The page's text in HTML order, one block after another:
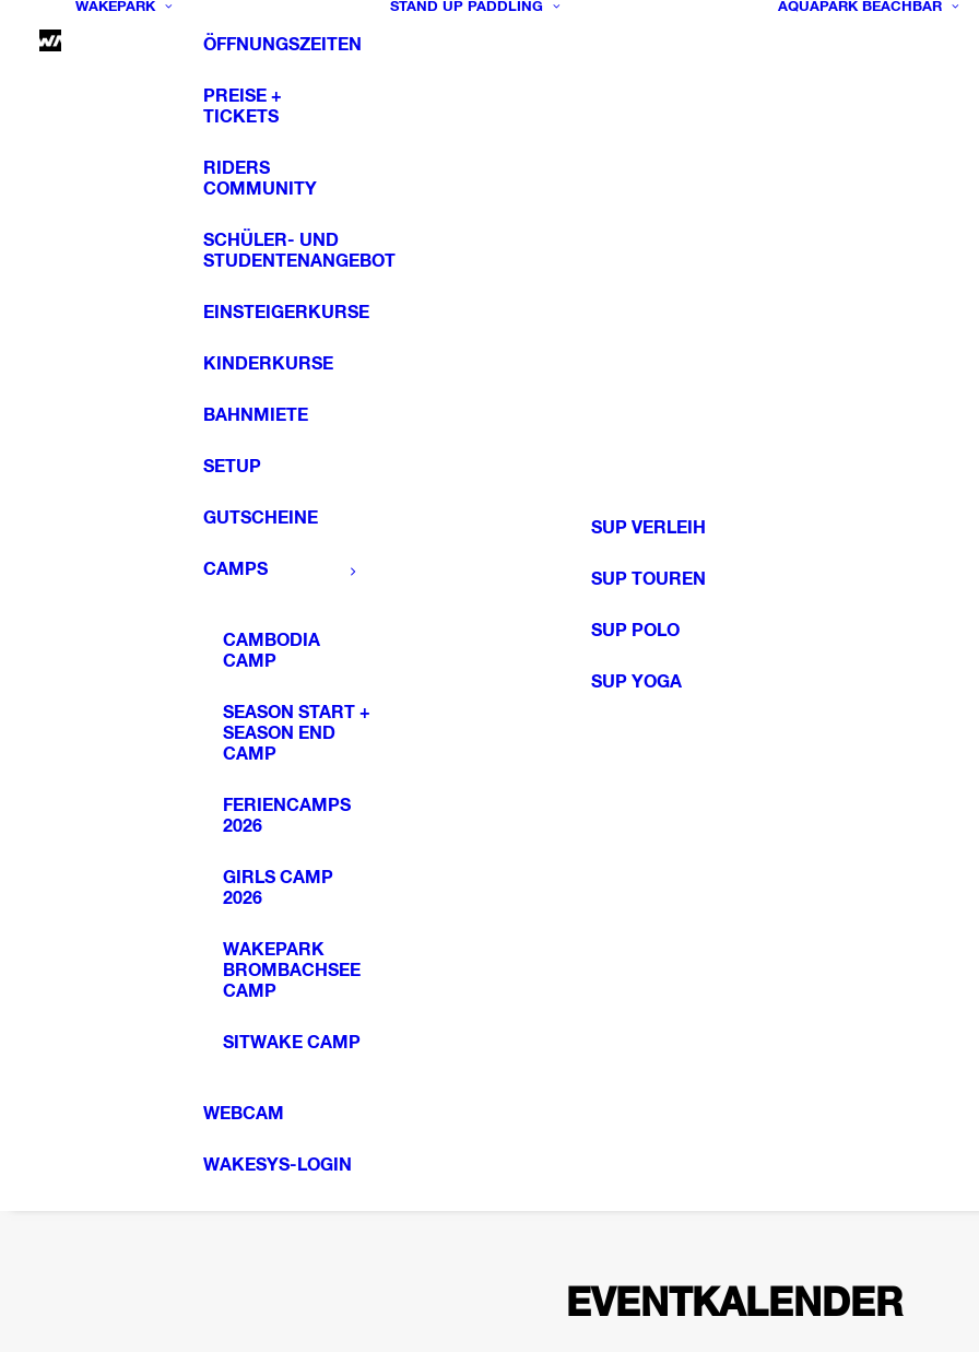
WAKEPARK
ÖFFNUNGSZEITEN
PREISE +
TICKETS
RIDERS
COMMUNITY
SCHÜLER- UND
STUDENTENANGEBOT
EINSTEIGERKURSE
KINDERKURSE
BAHNMIETE
SETUP
GUTSCHEINE
CAMPS
CAMBODIA
CAMP
SEASON START +
SEASON END
CAMP
FERIENCAMPS
2026
GIRLS CAMP
2026
WAKEPARK
BROMBACHSEE
CAMP
SITWAKE CAMP
WEBCAM
WAKESYS-LOGIN
STAND UP PADDLING
SUP VERLEIH
SUP TOUREN
SUP POLO
SUP YOGA
AQUAPARK BEACHBAR
EVENTKALENDER